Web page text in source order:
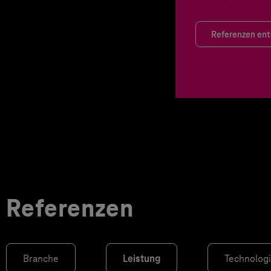
Referenzen
Referenzen
Branche Leistung